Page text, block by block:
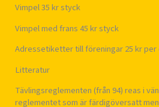
Vimpel 35 kr styck
Vimpel med frans 45 kr styck
Adressetiketter till föreningar 25 kr per
Litteratur
Tävlingsreglementen (från 94) reas i
reglementet som är färdigöversatt